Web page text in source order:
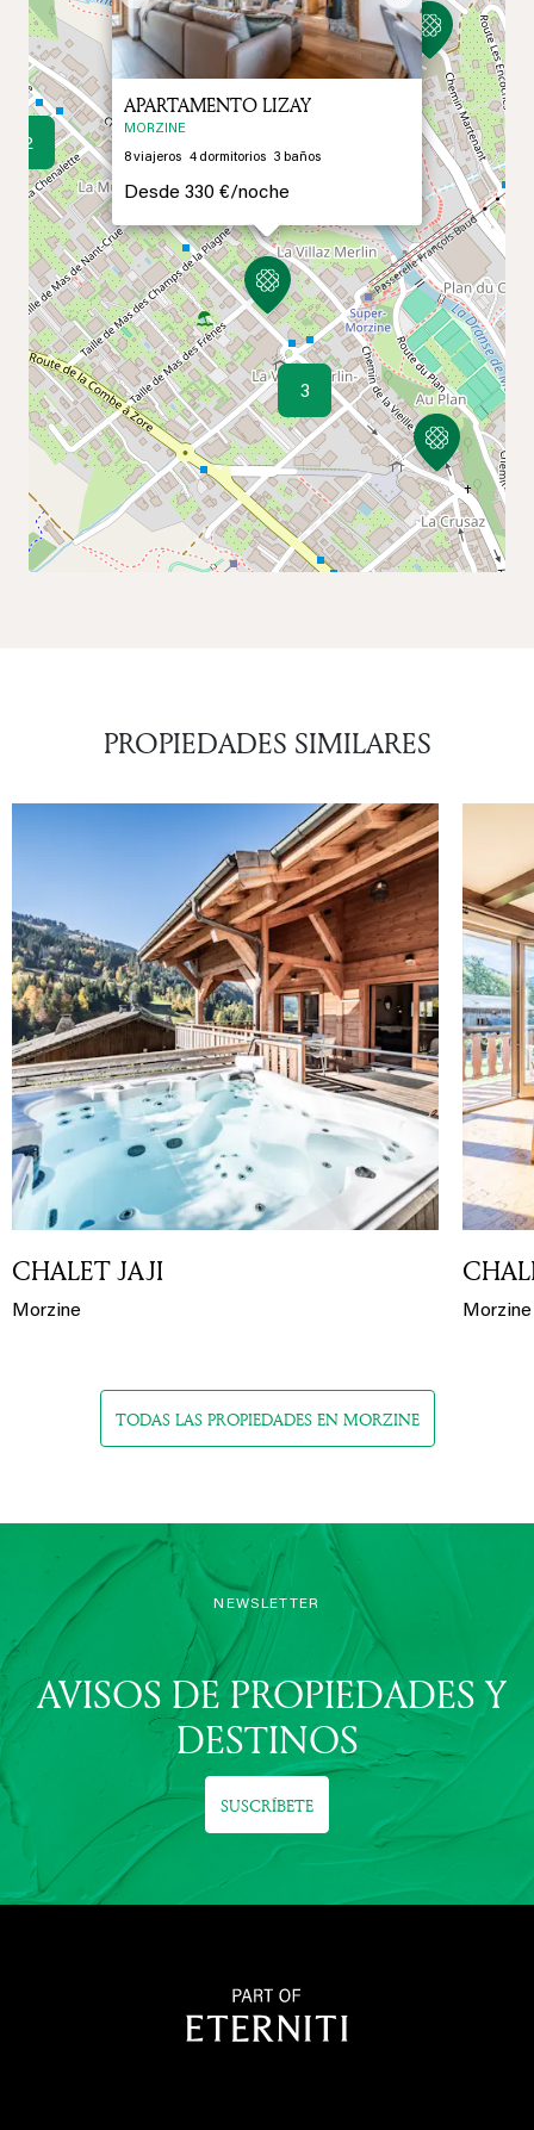
3
2
APARTAMENTO LIZAY
MORZINE
8viajeros 4 dormitorios 3 baños
Desde 330 €/noche
PROPIEDADES SIMILARES
CHALET JAJI
Morzine Morzine
TODAS LAS PROPIEDADES EN MORZINE
NEWSLETTER
AVISOS DE PROPIEDADES Y
DESTINOS
SUSCRÍBETE